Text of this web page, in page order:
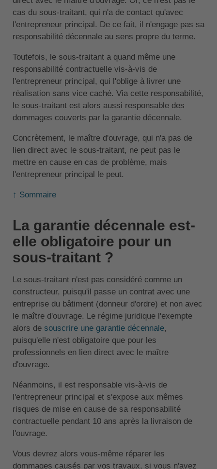
cas du sous-traitant, qui n'a de contact qu'avec
l'entrepreneur principal. De ce fait, il n'engage pas sa
responsabilité décennale au sens propre du terme.
Toutefois, le sous-traitant a quand même une
responsabilité contractuelle vis-à-vis de
l'entrepreneur principal, qui l'oblige à livrer une
réalisation sans vice caché. Via cette responsabilité,
le sous-traitant est alors aussi responsable des
dommages couverts par la garantie décennale.
Concrètement, le maître d'ouvrage, qui n'a pas de
lien direct avec le sous-traitant, ne peut pas le
mettre en cause en cas de problème, mais
l'entrepreneur principal le peut.
↑ Sommaire
La garantie décennale est-
elle obligatoire pour un
sous-traitant ?
Le sous-traitant n'est pas considéré comme un
constructeur, puisqu'il passe un contrat avec une
entreprise du bâtiment (donneur d'ordre) et non avec
le maître d'ouvrage. Le régime juridique l'exempte
alors de souscrire une garantie décennale,
puisqu'elle n'est obligatoire que pour les
professionnels en lien direct avec le maître
d'ouvrage.
Néanmoins, il est responsable vis-à-vis de
l'entrepreneur principal et s'expose aux mêmes
risques de mise en cause de sa responsabilité
contractuelle pendant 10 ans après la livraison de
l'ouvrage.
Vous devrez alors vous-même réparer les
dommages causés par vos travaux, si vous n'avez